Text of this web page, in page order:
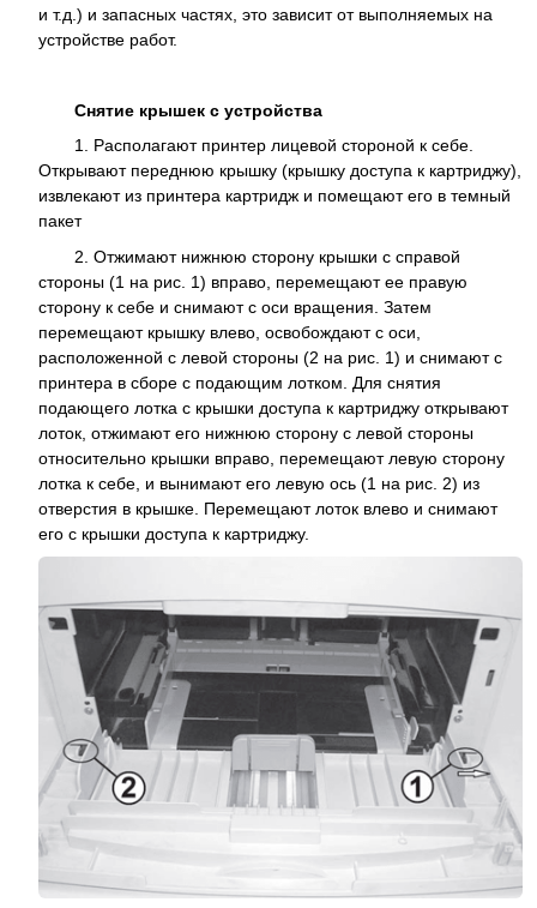
и т.д.) и запасных частях, это зависит от выполняемых на
устройстве работ.
Снятие крышек с устройства
1. Располагают принтер лицевой стороной к себе.
Открывают переднюю крышку (крышку доступа к картриджу),
извлекают из принтера картридж и помещают его в темный
пакет
2. Отжимают нижнюю сторону крышки с справой
стороны (1 на рис. 1) вправо, перемещают ее правую
сторону к себе и снимают с оси вращения. Затем
перемещают крышку влево, освобождают с оси,
расположенной с левой стороны (2 на рис. 1) и снимают с
принтера в сборе с подающим лотком. Для снятия
подающего лотка с крышки доступа к картриджу открывают
лоток, отжимают его нижнюю сторону с левой стороны
относительно крышки вправо, перемещают левую сторону
лотка к себе, и вынимают его левую ось (1 на рис. 2) из
отверстия в крышке. Перемещают лоток влево и снимают
его с крышки доступа к картриджу.